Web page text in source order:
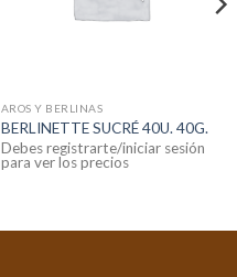
AROS Y BERLINAS
BERLINETTE SUCRÉ 40U. 40G.
Debes registrarte/iniciar sesión
para ver los precios